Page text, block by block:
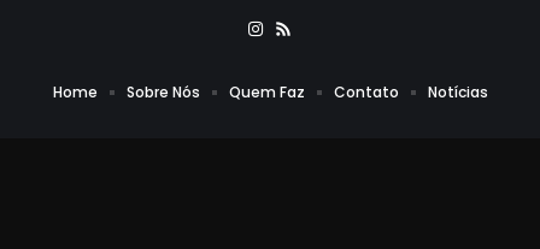
Home Sobre Nós Quem Faz Contato Notícias